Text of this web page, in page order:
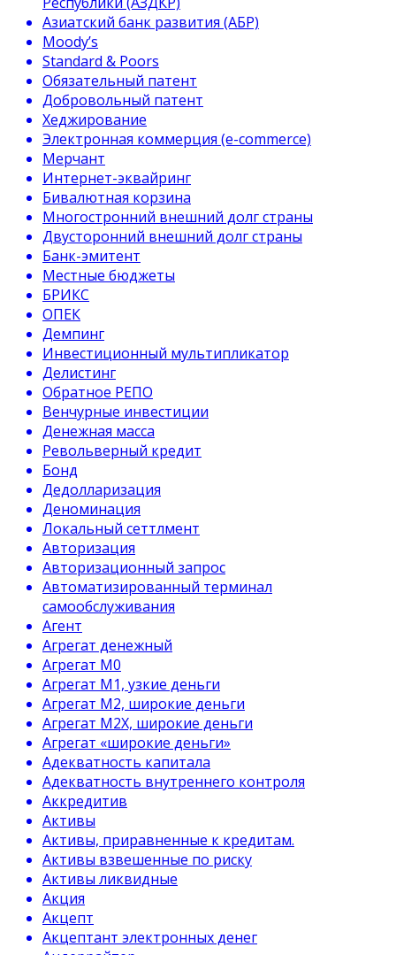
Азиатский банк развития (АБР)
Moody’s
Standard & Poors
Обязательный патент
Добровольный патент
Хеджирование
Электронная коммерция (e-commerce)
Мерчант
Интернет-эквайринг
Бивалютная корзина
Многостронний внешний долг страны
Двусторонний внешний долг страны
Банк-эмитент
Местные бюджеты
БРИКС
ОПЕК
Демпинг
Инвестиционный мультипликатор
Делистинг
Обратное РЕПО
Венчурные инвестиции
Денежная масса
Револьверный кредит
Бонд
Дедолларизация
Деноминация
Локальный сеттлмент
Авторизация
Авторизационный запрос
Автоматизированный терминал
самообслуживания
Агент
Агрегат денежный
Агрегат М0
Агрегат М1, узкие деньги
Агрегат М2, широкие деньги
Агрегат М2Х, широкие деньги
Агрегат «широкие деньги»
Адекватность капитала
Адекватность внутреннего контроля
Аккредитив
Активы
Активы, приравненные к кредитам.
Активы взвешенные по риску
Активы ликвидные
Акция
Акцепт
Акцептант электронных денег